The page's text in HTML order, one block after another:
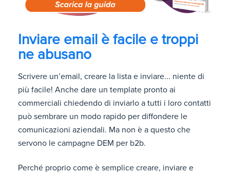
Inviare email è facile e troppi
ne abusano
Scrivere un’email, creare la lista e inviare... niente di
più facile! Anche dare un template pronto ai
commerciali chiedendo di inviarlo a tutti i loro contatti
può sembrare un modo rapido per diffondere le
comunicazioni aziendali. Ma non è a questo che
servono le campagne DEM per b2b.
Perché proprio come è semplice creare, inviare e